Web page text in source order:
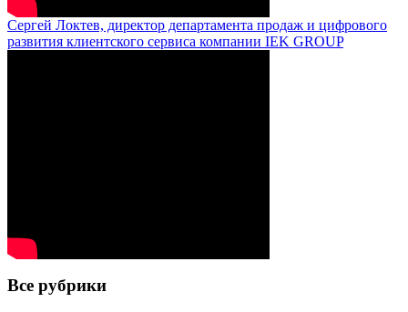
Сергей Локтев, директор департамента продаж и цифрового
развития клиентского сервиса компании IEK GROUP
Все рубрики